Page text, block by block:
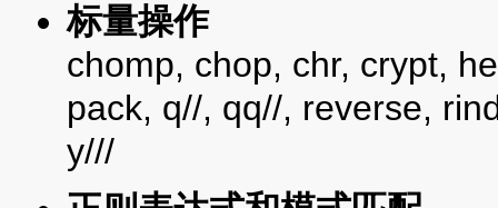
标量操作
chomp, chop, chr, crypt,
pack, q//, qq//, reverse,
y///